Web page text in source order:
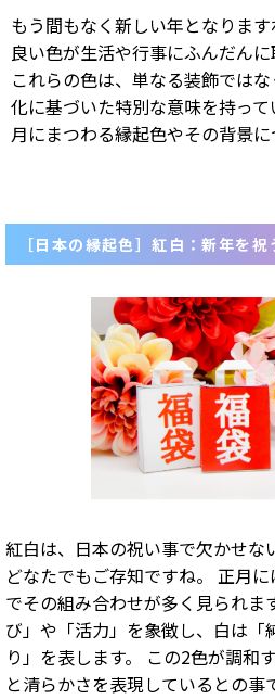
もう間もなく新しい年となりま
良い色が生活や行事にふんだんに
これらの色は、単なる装飾では
化に基づいた特別な意味を持っ
月にまつわる縁起色やその背景に
［日本の縁起色］紅白：新年を
紅白は、日本の祝い事で欠かせな
どなたでもご存知ですね。 正月
でその組み合わせが多く見られま
び」や「活力」を象徴し、白は「
り」を表します。 この2色が調和
と清らかさを表現しているとの事